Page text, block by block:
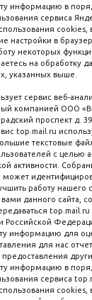
пл. Соляная, 6,
8 (3822) 60-
8 (3822) 50-
8 (3822) 22-
8 (3822) 50-
8 (3822) 65-
Компания
информацию в
сервиса
cookies,
настройки в
некоторых
на обработку
указанных выше.
сервис веб-
компанией ООО
проспект д.
top.mail.ru
текстовые
с целью
активности.
работу нашего
данного сайта,
Российской
информацию для
для нас
предоставления
информацию в
сервиса
cookies,